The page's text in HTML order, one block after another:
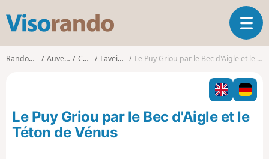
s
o
o
O
u
v
i
r
l
a
Randonnées Auvergne Cantal Laveissière Le Puy Griou par le Bec d'Aigle et le Téton de Vénus
Le Puy Griou par le Bec d'Aigle et le
Téton de Vénus